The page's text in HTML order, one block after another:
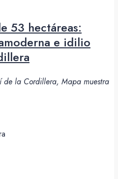
53 hectáreas:
e idilio
de la Cordillera, Mapa muestra